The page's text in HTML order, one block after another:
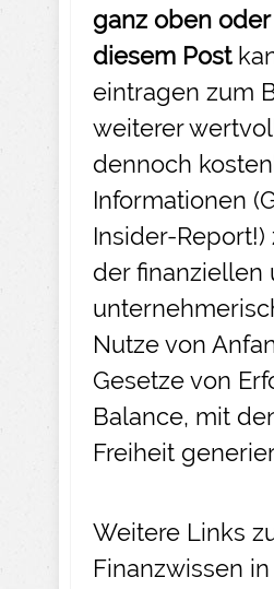
ganz oben
diesem Post
eintragen zum
weiterer
dennoch
Informationen
Insider-Report!)
der finanziellen
Nutze von
Gesetze von
Balance, mit
Freiheit
Weitere Links
Finanzwissen